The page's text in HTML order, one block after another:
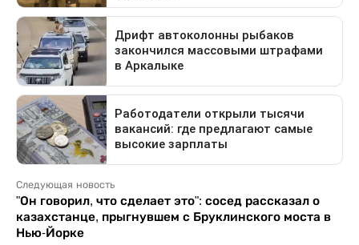
Следующая новость
"Он говорил, что сделает это": сосед рассказал о
казахстанце, прыгнувшем с Бруклинского моста в
Нью-Йорке